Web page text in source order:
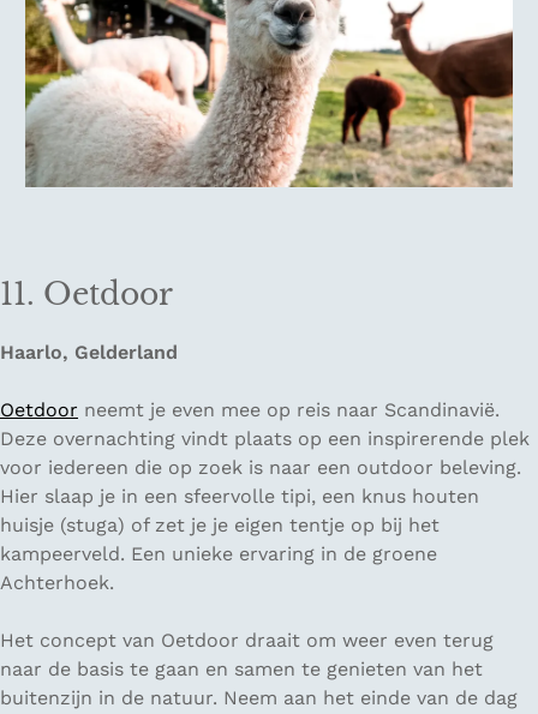
11. Oetdoor
Haarlo, Gelderland
Oetdoor neemt je even mee op reis naar Scandinavië.
Deze overnachting vindt plaats op een inspirerende plek
voor iedereen die op zoek is naar een outdoor beleving.
Hier slaap je in een sfeervolle tipi, een knus houten
huisje (stuga) of zet je je eigen tentje op bij het
kampeerveld. Een unieke ervaring in de groene
Achterhoek.
Het concept van Oetdoor draait om weer even terug
naar de basis te gaan en samen te genieten van het
buitenzijn in de natuur. Neem aan het einde van de dag